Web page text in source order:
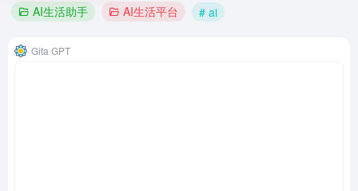
AI生活助手 AI生活平台 # ai
Gita GPT